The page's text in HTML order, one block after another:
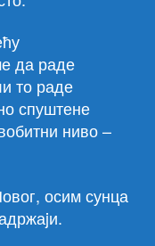
да раде
то раде
спуштене
ниво –
осим сунца